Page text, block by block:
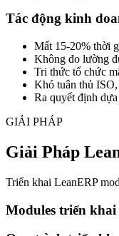
Tác động kinh
Mất 15-20% thời
Không đo lường
Tri thức tổ chức
Khó tuân thủ
Ra quyết định
GIẢI PHÁP
Giải Pháp
Triển khai LeanERP
Modules triển khai